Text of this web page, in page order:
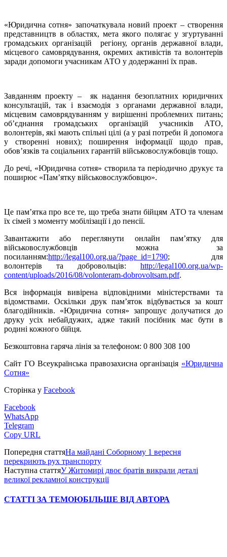
«Юридична сотня» започаткувала новий проект – створення
представництв в областях, мета якого полягає у згуртуванні
громадських організацій регіону, органів державної влади,
місцевого самоврядування, окремих активістів та волонтерів
заради допомоги учасникам АТО у додержанні їх прав.
Завданням проекту – як надання безоплатних юридичних
консультацій, так і взаємодія з органами державної влади,
місцевим самоврядуванням у вирішенні проблемних питань;
об’єднання громадських організацій учасників АТО,
волонтерів, які мають спільні цілі (а у разі потреби й допомога
у створенні нових); поширення інформації щодо прав,
обов’язків та соціальних гарантій військовослужбовців тощо.
До речі, «Юридична сотня» створила та періодично друкує та
поширює «Пам’ятку військовослужбовцю».
Це пам’ятка про все те, що треба знати бійцям АТО та членам
їх сімей з моменту мобілізації і до пенсії.
Завантажити або переглянути онлайн пам’яткудля
військовослужбовців можна за
посиланням:http://legal100.org.ua/?page_id=1790; для
волонтерів та добровольців: http://legal100.org.ua/wp-
content/uploads/2016/08/volonteram-dobrovoltsam.pdf.
Вся інформація вивірена відповідними міністерствами та
відомствами. Оскільки друк пам’яток відбувається за кошт
благодійників. «Юридична сотня» запрошує долучатися до
друку усіх небайдужих, адже такий посібник має бути в
родині кожного бійця.
Безкоштовна гаряча лінія за телефоном: 0 800 308 100
Сайт ГО Всеукраїнська правозахисна організація «Юридична
Сотня»
Сторінка у Facebook
Facebook
WhatsApp
Telegram
Copy URL
Попередня статтяНа майдані Соборному 1 вересня
перекриють рух транспорту
Наступна статтяУ Житомирі двоє братів викрали деталі
великої рекламної конструкції
СТАТТІ ЗА ТЕМОЮБІЛЬШЕ ВІД АВТОРА